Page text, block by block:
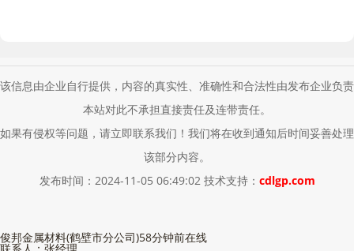
该信息由企业自行提供，内容的真实性、准确性和合法性由发布企业负责
本站对此不承担直接责任及连带责任。
如果有侵权等问题，请立即联系我们！我们将在收到通知后时间妥善处理
该部分内容。
发布时间：2024-11-05 06:49:02 技术支持： cdlgp.com
俊邦金属材料(鹤壁市分公司)58分钟前在线